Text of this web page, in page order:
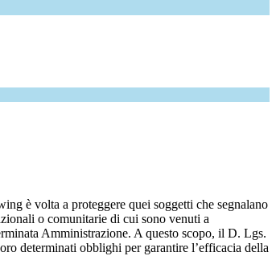
è volta a proteggere quei soggetti che segnalano
o comunitarie di cui sono venuti a
Amministrazione. A questo scopo, il D. Lgs.
determinati obblighi per garantire l’efficacia della